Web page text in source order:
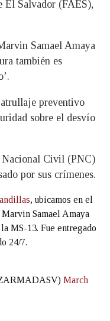
El Salvador (FAES),
Samael Amaya
también es
preventivo
sobre el desvío
Civil (PNC)
por sus crímenes.
, ubicamos en el
Samael Amaya
MS-13. Fue entregado
24/7.
March